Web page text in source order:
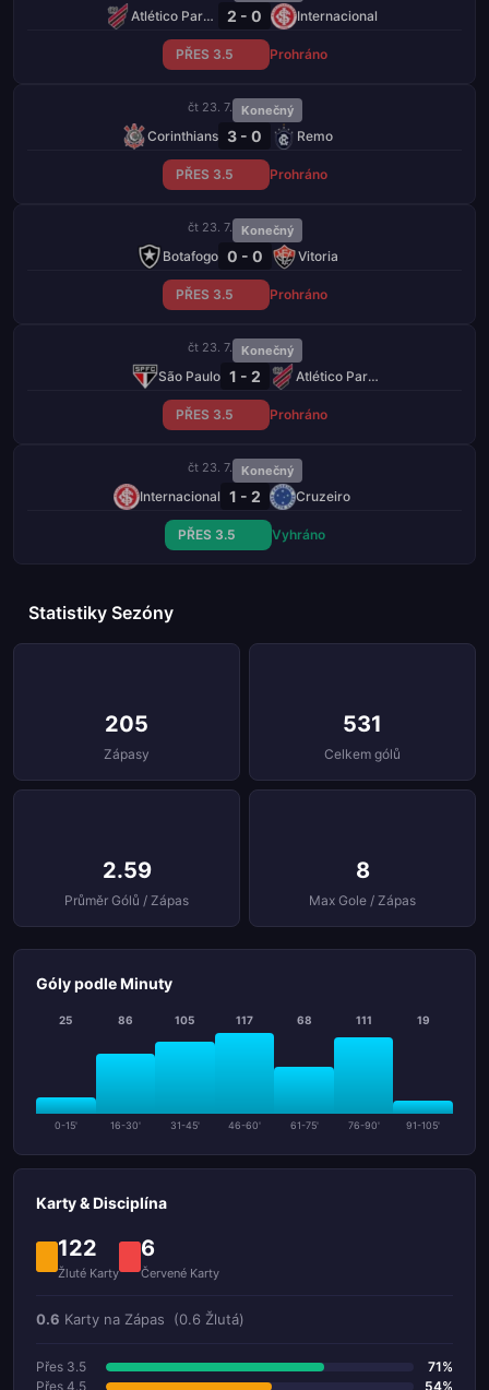
Atlético Paranaense 2 - 0 Internacional
PŘES 3.5 Prohráno
čt 23. 7. Konečný
Corinthians 3 - 0 Remo
PŘES 3.5 Prohráno
čt 23. 7. Konečný
Botafogo 0 - 0 Vitoria
PŘES 3.5 Prohráno
čt 23. 7. Konečný
São Paulo 1 - 2 Atlético Paranaense
PŘES 3.5 Prohráno
čt 23. 7. Konečný
Internacional 1 - 2 Cruzeiro
PŘES 3.5 Vyhráno
Statistiky Sezóny
205
Zápasy
531
Celkem gólů
2.59
Průměr Gólů / Zápas
8
Max Gole / Zápas
Góly podle Minuty
25
0-15'
86
16-30'
105
31-45'
117
46-60'
68
61-75'
111
76-90'
19
91-105'
Karty & Disciplína
122
Žluté Karty
6
Červené Karty
0.6 Karty na Zápas (0.6 Žlutá)
Přes 3.5
71%
Přes 4.5
54%